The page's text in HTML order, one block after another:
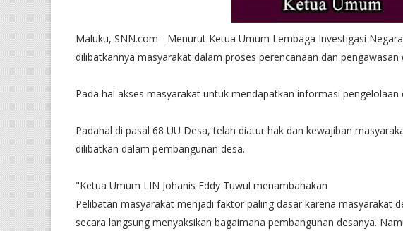
Maluku, SNN.com - Menurut Ketua Umum Lembaga Investigasi
dilibatkannya masyarakat dalam proses perencanaan dan pengawasan
Pada hal akses masyarakat untuk mendapatkan informasi
Padahal di pasal 68 UU Desa, telah diatur hak dan kewajiban
dilibatkan dalam pembangunan desa.
"Ketua Umum LIN Johanis Eddy Tuwul menambahakan
Pelibatan masyarakat menjadi faktor paling dasar karena masyarakat
secara langsung menyaksikan bagaimana pembangunan desanya.